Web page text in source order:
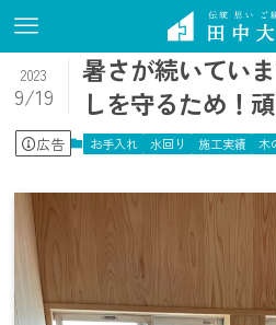
暑さが続いてい
しを守るため！
2023
9/19
広告 お手入れ 水回り 施工実績 木